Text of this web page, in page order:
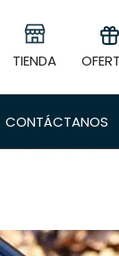
TIENDA
CONTÁCTANOS